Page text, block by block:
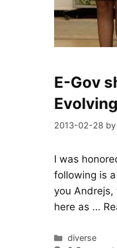
E-Gov
2013-02-28 by
I was
following is
you Andrejs,
here as …
Categories
diverse